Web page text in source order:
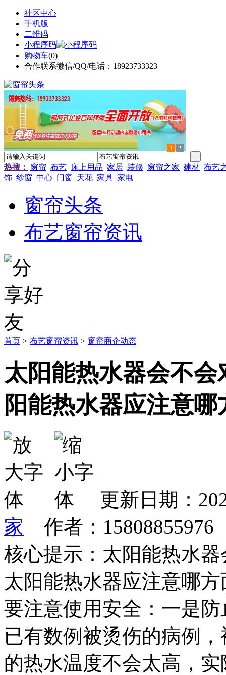
社区中心
手机版
二维码
小程序码
购物车(0)
合作联系微信/QQ/电话：18923733323
1 2
热搜： 窗帘 布艺 床上用品 家居 装修 窗帘之家 建材 布艺
饰 纱窗 中心 门窗 天花 家具 家电
窗帘头条
布艺窗帘资讯
首页 > 布艺窗帘资讯 > 窗帘商企动态
太阳能热水器会不
阳能热水器应注意
更新日期：
家 作者：
核心提示：太阳能热水
太阳能热水器应注意哪
要注意使用安全：一是
已有数例被烫伤的病例
的热水温度不会太高，